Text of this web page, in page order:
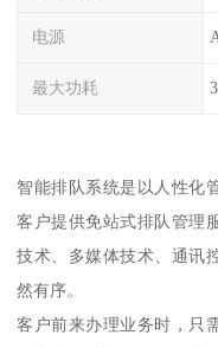
电源
最大功耗
智能排队系统是以人性化
客户提供免站式排队管理
技术、多媒体技术、通讯
然有序。
客户前来办理业务时，只